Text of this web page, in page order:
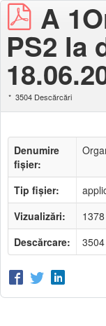
A
PS2 la
3504 Descărcări
Denumire
fișier:
Tip fișier:
Vizualizări:
Descărcare: